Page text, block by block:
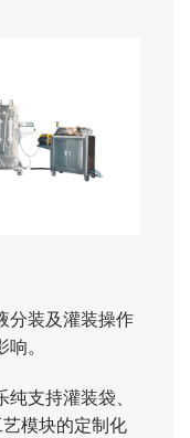
分装及灌装操作
。
支持灌装袋、
模块的定制化